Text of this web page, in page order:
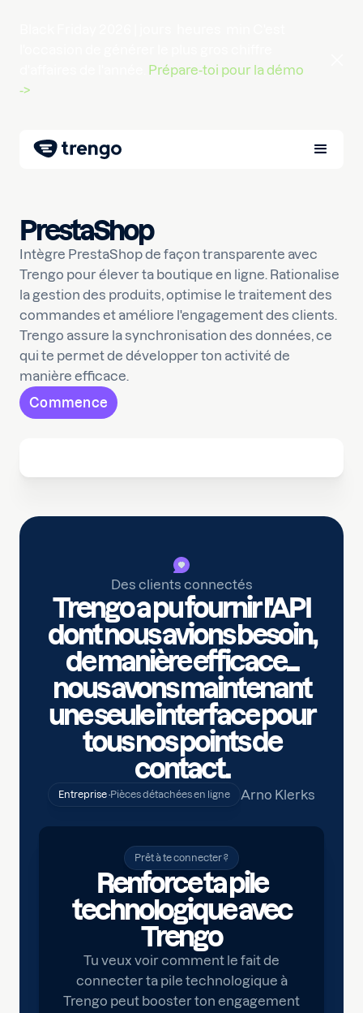
Prépare-toi pour la démo
->
PrestaShop
Intègre PrestaShop de façon transparente avec
Trengo pour élever ta boutique en ligne. Rationalise
la gestion des produits, optimise le traitement des
commandes et améliore l'engagement des clients.
Trengo assure la synchronisation des données, ce
qui te permet de développer ton activité de
manière efficace.
Commence
Des clients connectés
Trengo a pu fournir l'API
dont nous avions besoin,
de manière efficace...
nous avons maintenant
une seule interface pour
tous nos points de
contact.
Entreprise ·Pièces détachées en ligne Arno Klerks
Prêt à te connecter ?
Renforce ta pile
technologique avec
Trengo
Tu veux voir comment le fait de
connecter ta pile technologique à
Trengo peut booster ton engagement